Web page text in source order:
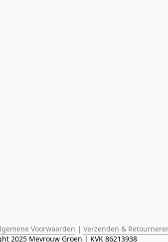
Voorwaarden | Verzenden &
2025 Mevrouw Groen | KVK 86213938